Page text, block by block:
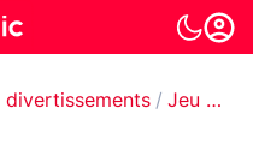
divertissements Jeu d'aventure